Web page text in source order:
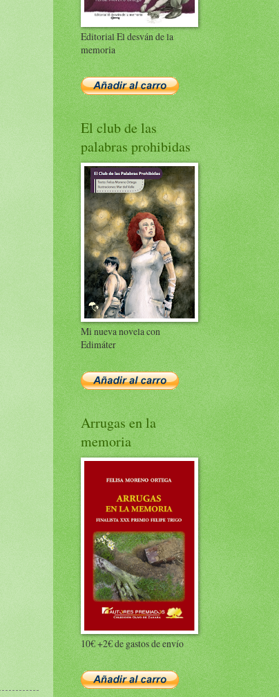
Editorial El desván de la
memoria
El club de las
palabras prohibidas
Mi nueva novela con
Edimáter
Arrugas en la
memoria
10€ +2€ de gastos de envío